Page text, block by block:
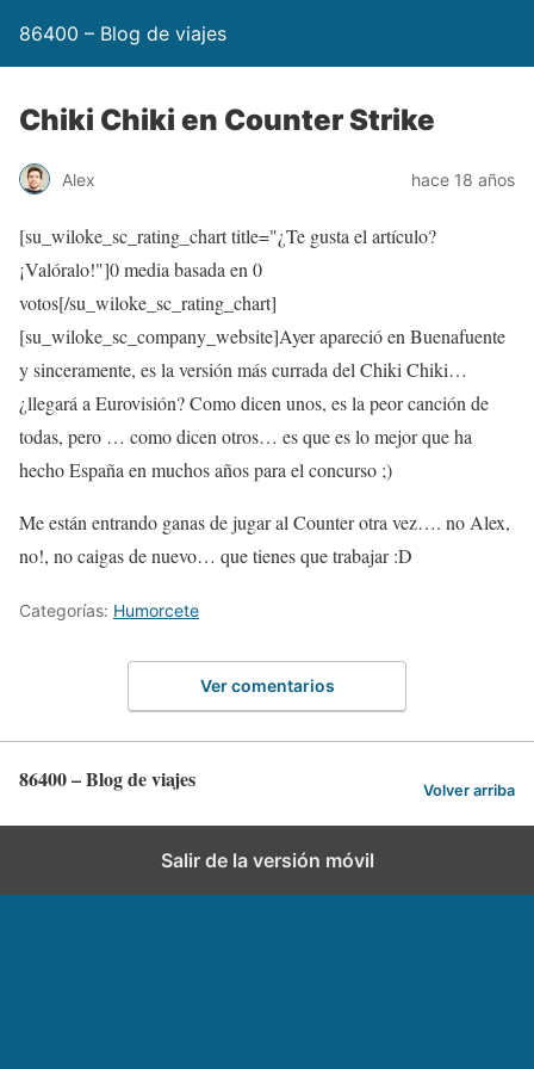
86400 – Blog de viajes
Chiki Chiki en Counter Strike
Alex hace 18 años
[su_wiloke_sc_rating_chart title="¿Te gusta el artículo?
¡Valóralo!"]0media basada en 0
votos[/su_wiloke_sc_rating_chart]
[su_wiloke_sc_company_website]Ayer apareció en Buenafuente
y sinceramente, es la versión más currada del Chiki Chiki…
¿llegará a Eurovisión? Como dicen unos, es la peor canción de
todas, pero … como dicen otros… es que es lo mejor que ha
hecho España en muchos años para el concurso ;)
Me están entrando ganas de jugar al Counter otra vez…. no Alex,
no!, no caigas de nuevo… que tienes que trabajar :D
Categorías: Humorcete
Ver comentarios
86400 – Blog de viajes Volver arriba
Salir de la versión móvil